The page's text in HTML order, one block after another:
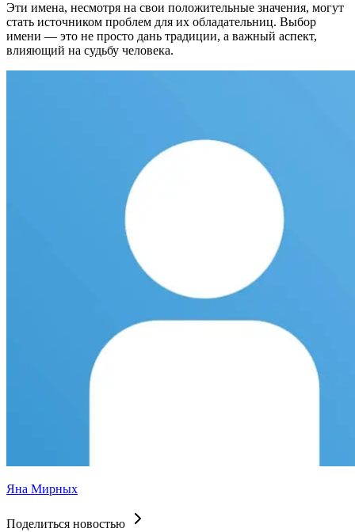
Эти имена, несмотря на свои положительные значения, могут
стать источником проблем для их обладательниц. Выбор
имени — это не просто дань традиции, а важный аспект,
влияющий на судьбу человека.
Яна Мирных
Поделиться новостью